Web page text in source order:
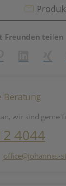
Freunden teilen
Beratung
wir sind gerne
4044
office@johannes-